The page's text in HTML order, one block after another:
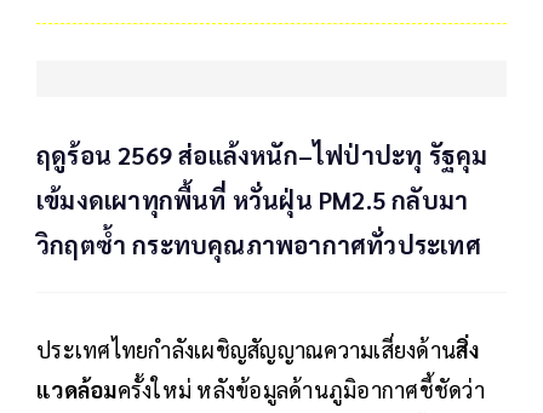
ฤดูร้อน 2569 ส่อแล้งหนัก–ไฟป่าปะทุ รัฐคุม
เข้มงดเผาทุกพื้นที่ หวั่นฝุ่น PM2.5 กลับมา
วิกฤตซ้ำ กระทบคุณภาพอากาศทั่วประเทศ
ประเทศไทยกำลังเผชิญสัญญาณความเสี่ยงด้านสิ่ง
แวดล้อมครั้งใหม่ หลังข้อมูลด้านภูมิอากาศชี้ชัดว่า